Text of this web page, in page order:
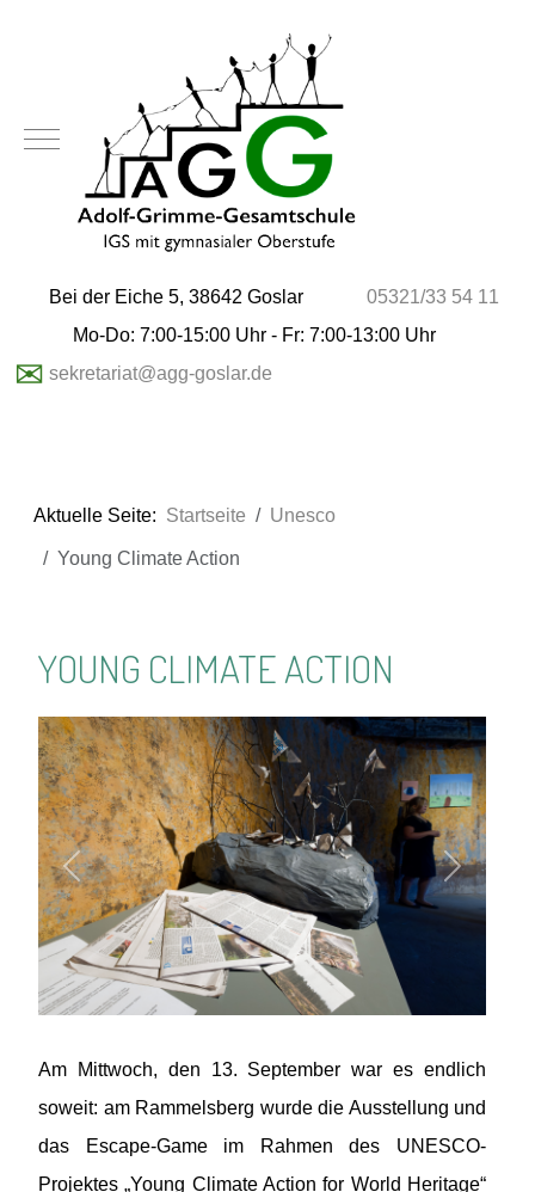
Mobile Menu Toggle
Bei der Eiche 5, 38642 Goslar
05321/33 54 11
Mo-Do: 7:00-15:00 Uhr - Fr: 7:00-13:00 Uhr
✉ sekretariat@agg-goslar.de
Aktuelle Seite: Startseite Unesco
Young Climate Action
YOUNG CLIMATE ACTION
Zurück Weiter
Am Mittwoch, den 13. September war es endlich
soweit: am Rammelsberg wurde die Ausstellung und
das Escape-Game im Rahmen des UNESCO-
Projektes „Young Climate Action for World Heritage“